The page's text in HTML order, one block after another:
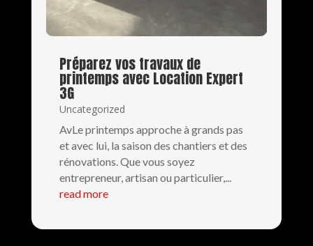
Préparez vos travaux de
printemps avec Location Expert
3G
Uncategorized
AvLe printemps approche à grands pas
et avec lui, la saison des chantiers et des
rénovations. Que vous soyez
entrepreneur, artisan ou particulier,...
read more